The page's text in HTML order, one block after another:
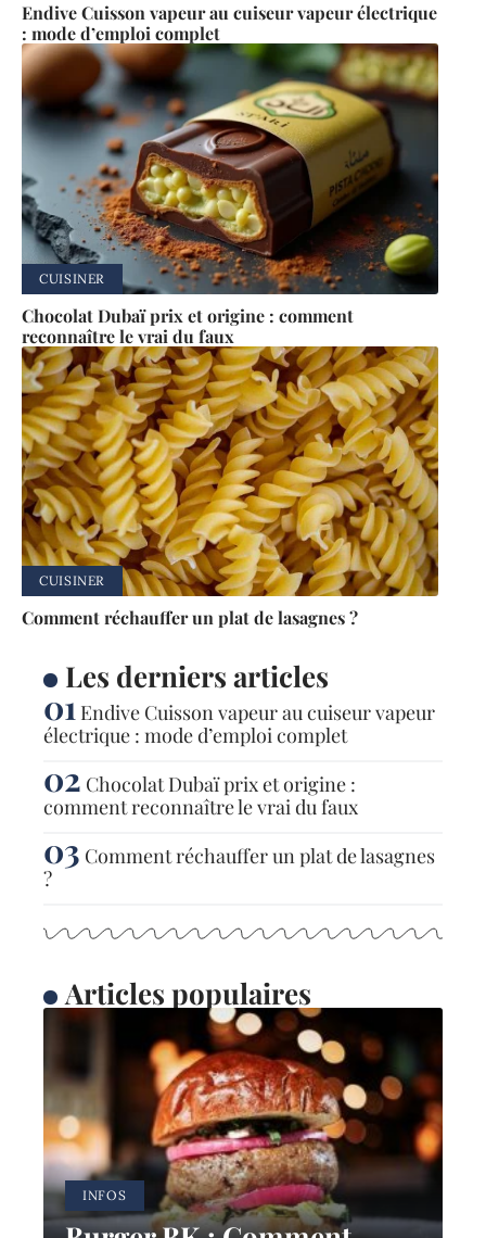
Endive Cuisson vapeur au cuiseur vapeur électrique
: mode d’emploi complet
CUISINER
Chocolat Dubaï prix et origine : comment
reconnaître le vrai du faux
CUISINER
Comment réchauffer un plat de lasagnes ?
Les derniers articles
Endive Cuisson vapeur au cuiseur vapeur
électrique : mode d’emploi complet
Chocolat Dubaï prix et origine :
comment reconnaître le vrai du faux
Comment réchauffer un plat de lasagnes
?
Articles populaires
INFOS